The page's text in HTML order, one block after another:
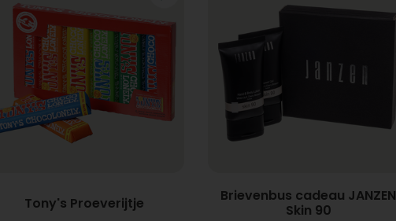
Tony's Proeverijtje
Brievenbus cadeau JANZEN
Skin 90